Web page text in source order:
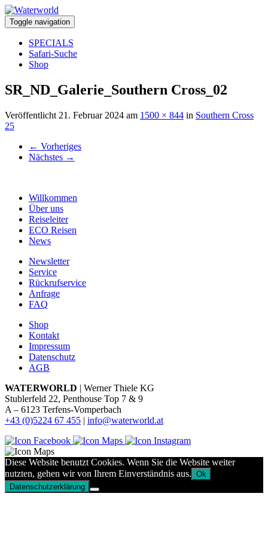
Toggle navigation
SPECIALS
Safari-Suche
Shop
SR_ND_Galerie_Southern Cross_02
Veröffentlicht 21. Februar 2024 am 1500 × 844 in Southern Cross
25
← Vorheriges
Nächstes →
Willkommen
Über uns
Reiseleiter
ECO Reisen
News
Newsletter
Service
Rückrufservice
Anfrage
FAQ
Shop
Kontakt
Impressum
Datenschutz
AGB
WATERWORLD | Werner Thiele KG
Stublerfeld 22, Penthouse Top 7 & 9
A – 6123 Terfens-Vomperbach
+43 (0)5224 67 455 | info@waterworld.at
Diese Website benutzt Cookies. Wenn Sie die Website weiter
nutzten, gehen wir von Ihrem Einverständnis aus. Ok
Datenschutzerklärung